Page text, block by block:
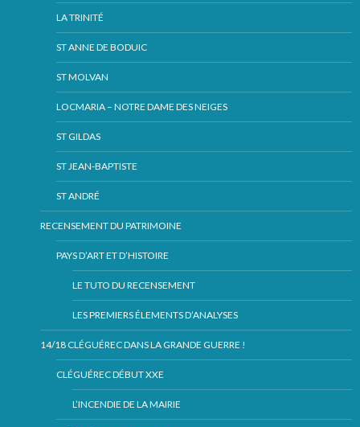
LA TRINITÉ
ST ANNE DE BODUIC
ST MOLVAN
LOCMARIA – NOTRE DAME DES NEIGES
ST GILDAS
ST JEAN-BAPTISTE
ST ANDRÉ
RECENSEMENT DU PATRIMOINE
PAYS D’ART ET D’HISTOIRE
LE TUTO DU RECENSEMENT
LES PREMIERS ÉLEMENTS D’ANALYSES
14/18 CLÉGUÉREC DANS LA GRANDE GUERRE !
CLÉGUÉREC DÉBUT XXE
L’INCENDIE DE LA MAIRIE